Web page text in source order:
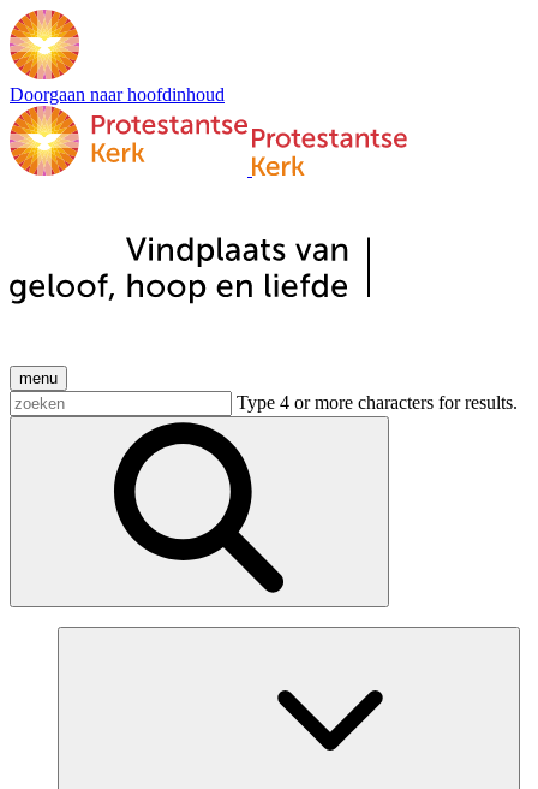
Doorgaan naar hoofdinhoud
menu
Type 4 or more characters for results.